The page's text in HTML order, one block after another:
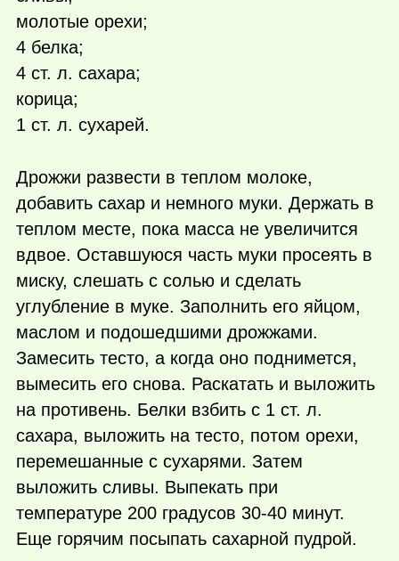
молотые орехи;
4 белка;
4 ст. л. сахара;
корица;
1 ст. л. сухарей.
Дрожжи развести в теплом молоке,
добавить сахар и немного муки. Держать в
теплом месте, пока масса не увеличится
вдвое. Оставшуюся часть муки просеять в
миску, слешать с солью и сделать
углубление в муке. Заполнить его яйцом,
маслом и подошедшими дрожжами.
Замесить тесто, а когда оно поднимется,
вымесить его снова. Раскатать и выложить
на противень. Белки взбить с 1 ст. л.
сахара, выложить на тесто, потом орехи,
перемешанные с сухарями. Затем
выложить сливы. Выпекать при
температуре 200 градусов 30-40 минут.
Еще горячим посыпать сахарной пудрой.